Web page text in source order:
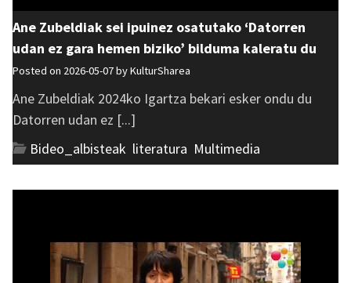
Ane Zubeldiak sei ipuinez osatutako ‘Datorren
udan ez gara hemen biziko’ bilduma kaleratu du
Posted on 2026-05-07 byKulturSharea
Ane Zubeldiak 2024ko Igartza bekari esker ondu du
Datorren udan ez [...]
Bideo_albisteak literatura Multimedia